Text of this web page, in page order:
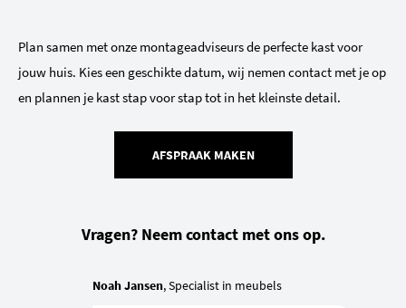
Plan samen met onze montageadviseurs de perfecte kast voor
jouw huis. Kies een geschikte datum, wij nemen contact met je op
en plannen je kast stap voor stap tot in het kleinste detail.
AFSPRAAK MAKEN
Vragen? Neem contact met ons op.
Noah Jansen, Specialist in meubels